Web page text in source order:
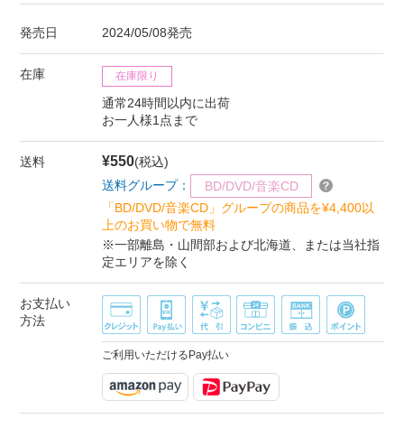
発売日 2024/05/08発売
在庫 在庫限り
通常24時間以内に出荷
お一人様1点まで
送料 ¥550(税込)
送料グループ：
BD/DVD/音楽CD
「BD/DVD/音楽CD」グループの商品を¥4,400以
上のお買い物で無料
※一部離島・山間部および北海道、または当社指
定エリアを除く
お支払い
方法
ご利用いただけるPay払い